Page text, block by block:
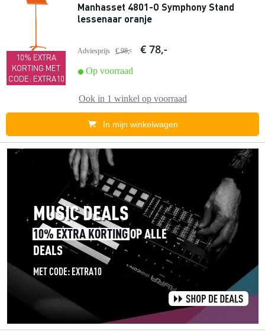
10% EXTRA
KORTING MET
CODE: EXTRA10
Manhasset 4801-O Symphony Stand
lessenaar oranje
Adviesprijs € 98,- € 78,-
Op voorraad
Ook in 1 winkel op voorraad
In mijn winkelwagen